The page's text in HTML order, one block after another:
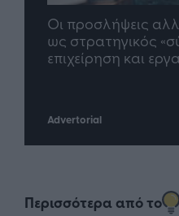
TP Greece: Πώς
μέλλον του
Advertorial
Περισσότερα από το